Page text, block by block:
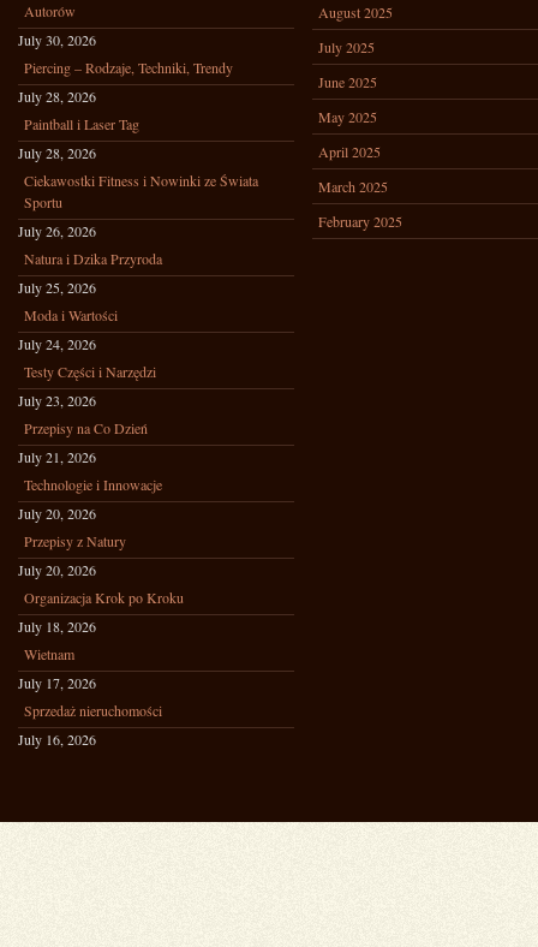
Autorów
July 30, 2026
Piercing – Rodzaje, Techniki, Trendy
July 28, 2026
Paintball i Laser Tag
July 28, 2026
Ciekawostki Fitness i Nowinki ze Świata
Sportu
July 26, 2026
Natura i Dzika Przyroda
July 25, 2026
Moda i Wartości
July 24, 2026
Testy Części i Narzędzi
July 23, 2026
Przepisy na Co Dzień
July 21, 2026
Technologie i Innowacje
July 20, 2026
Przepisy z Natury
July 20, 2026
Organizacja Krok po Kroku
July 18, 2026
Wietnam
July 17, 2026
Sprzedaż nieruchomości
July 16, 2026
August 2025
July 2025
June 2025
May 2025
April 2025
March 2025
February 2025